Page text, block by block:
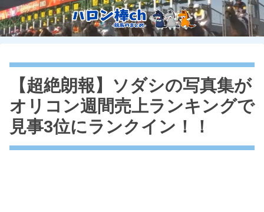
【超絶朗報】ソダシの写真集が
オリコン週間売上ランキングで
見事3位にランクイン！！